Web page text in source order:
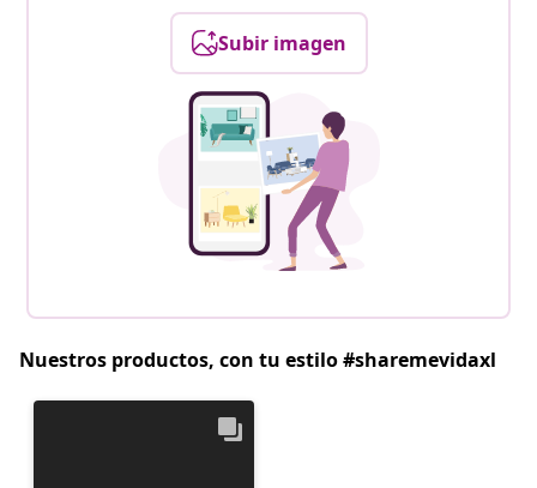
Subir imagen
Nuestros productos, con tu estilo #sharemevidaxl